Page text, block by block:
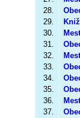
28.
29.
30.
31.
32.
33.
34.
35.
36.
37.